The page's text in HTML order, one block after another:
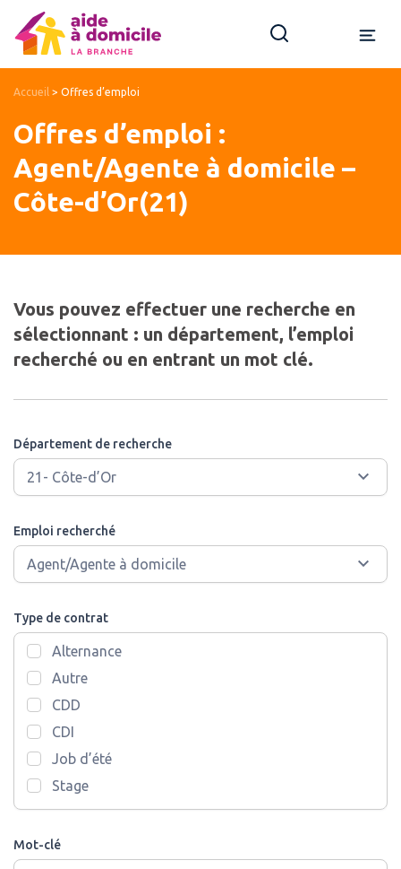
Accueil > Offres d’emploi
Offres d’emploi :
Agent/Agente à domicile –
Côte-d’Or(21)
Vous pouvez effectuer une recherche en
sélectionnant : un département, l’emploi
recherché ou en entrant un mot clé.
Département de recherche
Emploi recherché
Type de contrat
Alternance
Autre
CDD
CDI
Job d’été
Stage
Mot-clé